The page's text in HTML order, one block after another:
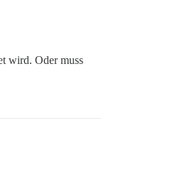
wird. Oder muss